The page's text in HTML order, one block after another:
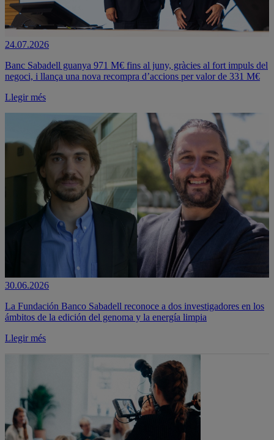
24.07.2026
Banc Sabadell guanya 971 M€ fins al juny, gràcies al fort impuls del
negoci, i llança una nova recompra d’accions per valor de 331 M€
Llegir més
30.06.2026
La Fundación Banco Sabadell reconoce a dos investigadores en los
ámbitos de la edición del genoma y la energía limpia
Llegir més